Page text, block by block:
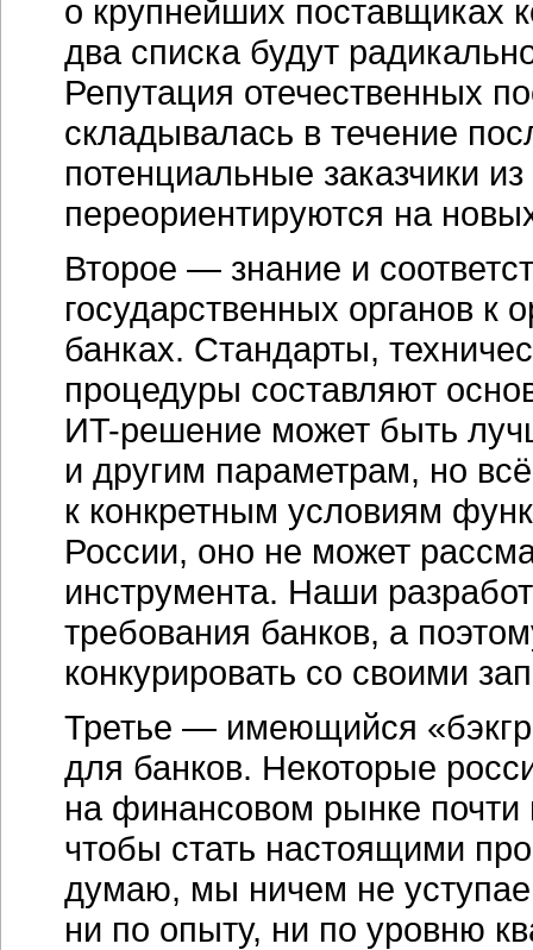
о крупнейших поставщиках
два списка будут
Репутация отечественных
складывалась в течение
потенциальные заказчики
переориентируются на
Второе — знание и
государственных органов к
банках. Стандарты,
процедуры составляют
ИT-решение может быть
и другим параметрам, но
к конкретным условиям
России, оно не может
инструмента. Наши
требования банков, а
конкурировать со своими
Третье — имеющийся
для банков. Некоторые
на финансовом рынке почти
чтобы стать настоящими
думаю, мы ничем не
ни по опыту, ни по уровню